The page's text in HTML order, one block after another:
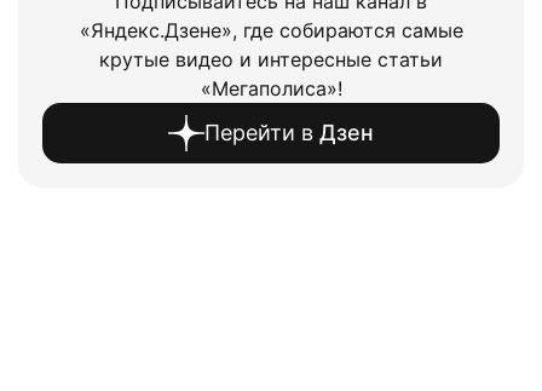
«Яндекс.Дзене», где собираются самые
крутые видео и интересные статьи
«Мегаполиса»!
Перейти в Дзен